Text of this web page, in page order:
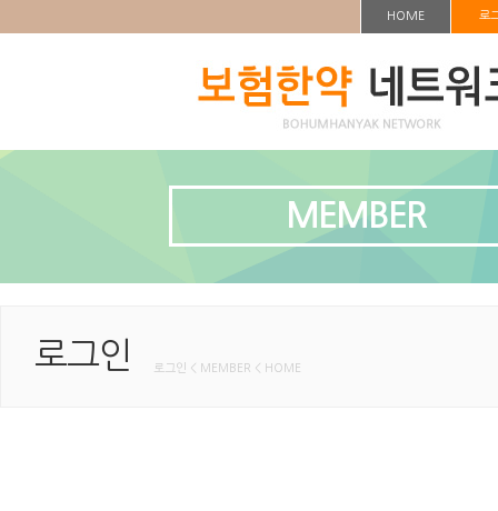
HOME 로
MEMBER
로그인 로그인 < MEMBER < HOME